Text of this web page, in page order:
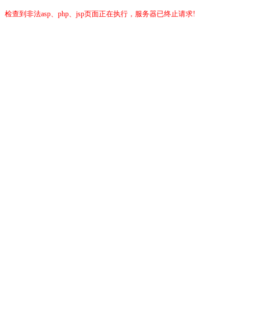
检查到非法asp、php、jsp页面正在执行，服务器已终止请求!